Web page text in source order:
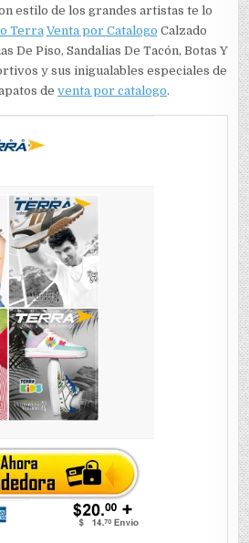
estilo de los grandes artistas te lo
Terra Venta por Catalogo Calzado
De Piso, Sandalias De Tacón, Botas Y
y sus inigualables especiales de
de venta por catalogo.